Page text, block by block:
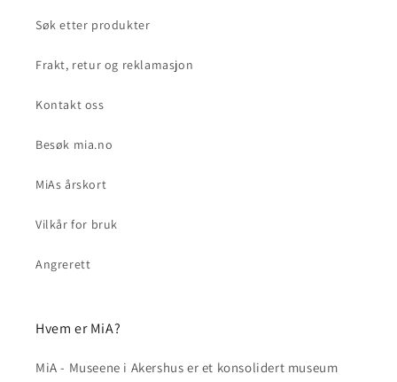
Søk etter produkter
Frakt, retur og reklamasjon
Kontakt oss
Besøk mia.no
MiAs årskort
Vilkår for bruk
Angrerett
Hvem er MiA?
MiA - Museene i Akershus er et konsolidert museum